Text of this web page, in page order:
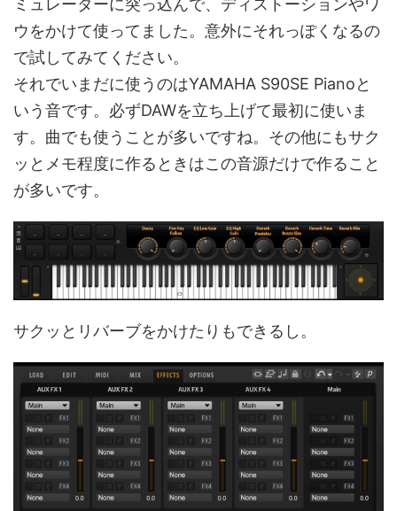
ミュレーターに突っ込んで、ディストーションやワ
ウをかけて使ってました。意外にそれっぽくなるの
で試してみてください。
それでいまだに使うのはYAMAHA S90SE Pianoと
いう音です。必ずDAWを立ち上げて最初に使いま
す。曲でも使うことが多いですね。その他にもサク
ッとメモ程度に作るときはこの音源だけで作ること
が多いです。
サクッとリバーブをかけたりもできるし。